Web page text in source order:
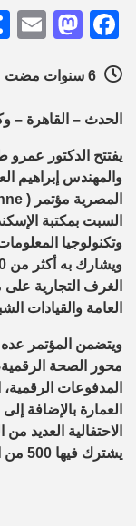
الحدث – القاهرة –
يفتتح الدكتور عمرو
والمهندس إبراهيم
السبت بمكتبة
وتكنولوجيا
الغرف التجارية
العامة والقيادات
ويتضمن المؤتمر عده
محور الصحة الرقمية،
المدفوعات الرقمية،
العمارة بالإضافة
الاحتفالية العديد
يشترك فيها 500 من الشركات الناشئة.